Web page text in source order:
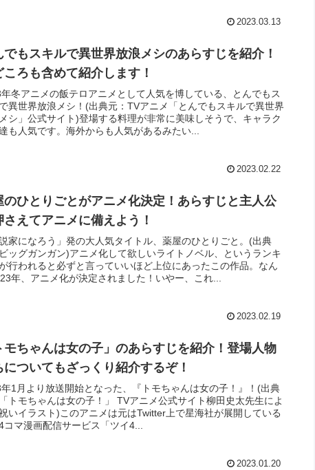
2023.03.13
でもスキルで異世界放浪メシのあらすじを紹介！
ころも含めて紹介します！
冬アニメの飯テロアニメとして人気を博している、とんでもス
異世界放浪メシ！(出典元：TVアニメ「とんでもスキルで異世界
シ」公式サイト)登場する料理が非常に美味しそうで、キャラク
も人気です。海外からも人気があるみたい...
2023.02.22
のひとりごとがアニメ化決定！あらすじと主人公
さえてアニメに備えよう！
家になろう」発の大人気タイトル、薬屋のひとりごと。(出典
ッグガンガン)アニメ化して欲しいライトノベル、というランキ
行われると必ずと言っていいほど上位にあったこの作品。なん
年、アニメ化が決定されました！いやー、これ...
2023.02.19
モちゃんは女の子」のあらすじを紹介！登場人物
についてもざっくり紹介するぞ！
1月より放送開始となった、『トモちゃんは女の子！』！(出典
トモちゃんは女の子！」 TVアニメ公式サイト柳田史太先生によ
いイラスト)このアニメは元はTwitter上で星海社が展開している
コマ漫画配信サービス「ツイ4...
2023.01.20